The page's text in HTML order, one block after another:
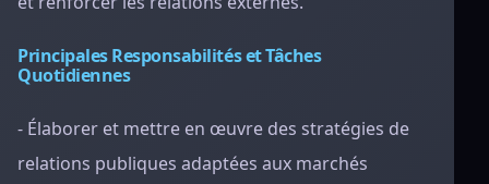
Principales Responsabilités et Tâches
Quotidiennes
- Élaborer et mettre en œuvre des stratégies de
relations publiques adaptées aux marchés